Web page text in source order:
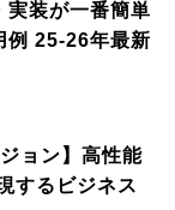
装が一番簡単
例 25-26年最新
ョン】高性能
するビジネス